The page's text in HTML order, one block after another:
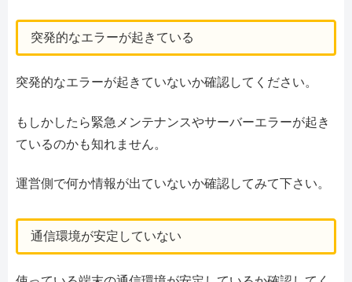
突発的なエラーが起きている
突発的なエラーが起きていないか確認してください。
もしかしたら緊急メンテナンスやサーバーエラーが起き
ているのかも知れません。
運営側で何か情報が出ていないか確認してみて下さい。
通信環境が安定していない